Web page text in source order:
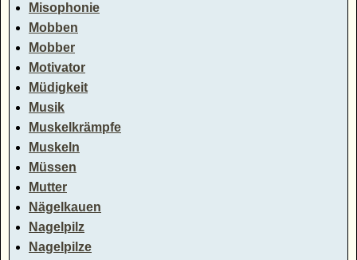
Misophonie
Mobben
Mobber
Motivator
Müdigkeit
Musik
Muskelkrämpfe
Muskeln
Müssen
Mutter
Nägelkauen
Nagelpilz
Nagelpilze